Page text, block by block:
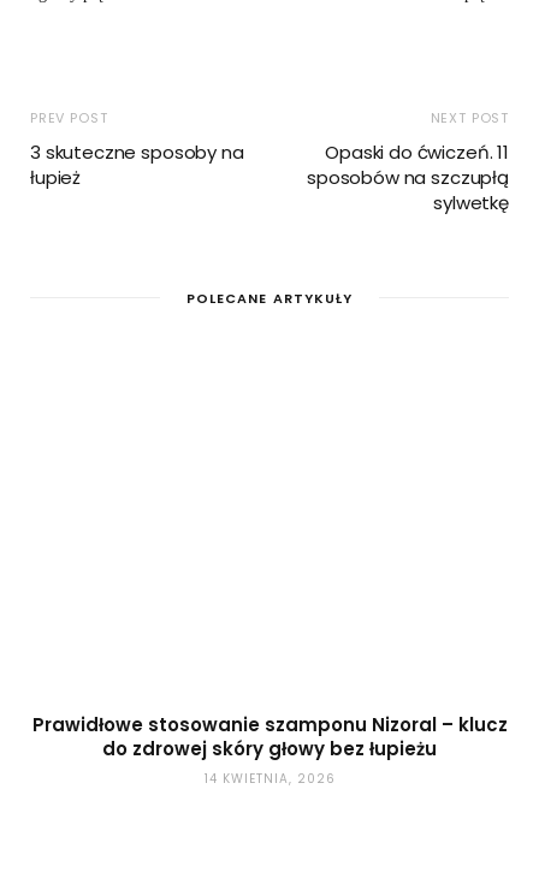
PREV POST
3 skuteczne sposoby na
łupież
NEXT POST
Opaski do ćwiczeń. 11
sposobów na szczupłą
sylwetkę
POLECANE ARTYKUŁY
Prawidłowe stosowanie szamponu Nizoral – klucz
do zdrowej skóry głowy bez łupieżu
14 KWIETNIA, 2026